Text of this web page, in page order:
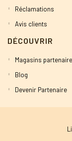
Réclamations
Avis clients
DÉCOUVRIR
Magasins
Blog
Devenir Partenaire